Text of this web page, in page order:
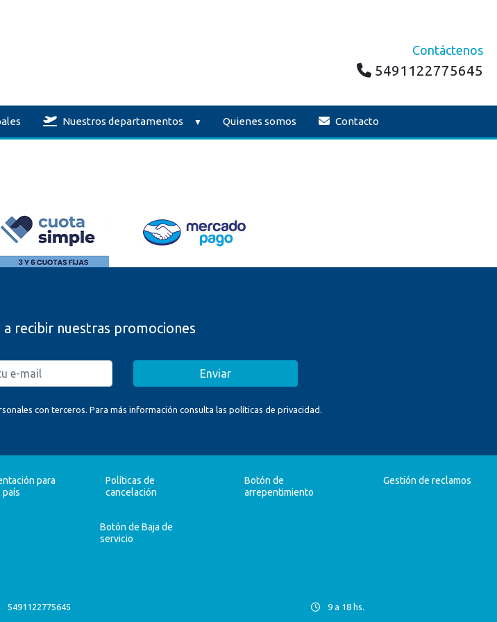
Contáctenos
5491122775645
Nuestros departamentos Quienes somos Contacto
recibir nuestras promociones
Enviar
con terceros. Para más información consulta las políticas de privacidad.
para
país
Políticas de
cancelación
Botón de
arrepentimiento
Gestión de reclamos
Botón de Baja de
servicio
5491122775645 9 a 18 hs.